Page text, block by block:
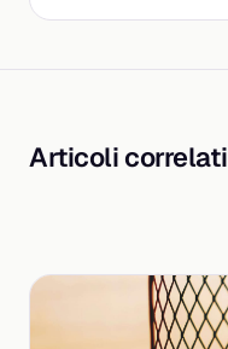
Articoli correlati